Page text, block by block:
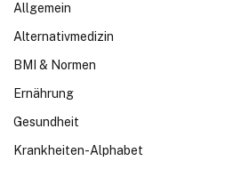
Allgemein
Alternativmedizin
BMI & Normen
Ernährung
Gesundheit
Krankheiten-Alphabet